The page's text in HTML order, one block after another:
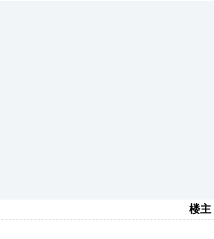
楼主